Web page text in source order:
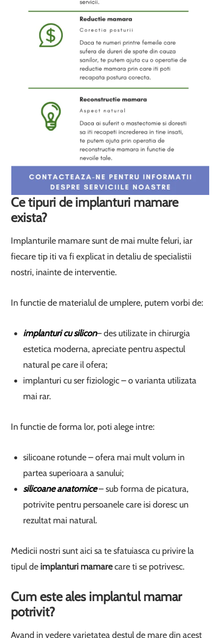
Ce tipuri de implanturi mamare
exista?
Implanturile mamare sunt de mai multe feluri, iar
fiecare tip iti va fi explicat in detaliu de specialistii
nostri, inainte de interventie.
In functie de materialul de umplere, putem vorbi de:
implanturi cu silicon– des utilizate in chirurgia
estetica moderna, apreciate pentru aspectul
natural pe care il ofera;
implanturi cu ser fiziologic – o varianta utilizata
mai rar.
In functie de forma lor, poti alege intre:
silicoane rotunde – ofera mai mult volum in
partea superioara a sanului;
silicoane anatomice– sub forma de picatura,
potrivite pentru persoanele care isi doresc un
rezultat mai natural.
Medicii nostri sunt aici sa te sfatuiasca cu privire la
tipul de implanturi mamarecare ti se potrivesc.
Cum este ales implantul mamar
potrivit?
Avand in vedere varietatea destul de mare din acest